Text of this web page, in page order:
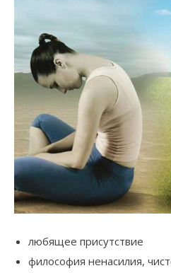
любящее присутствие
философия ненасилия,